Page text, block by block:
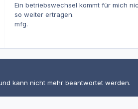
Ein betriebswechsel kommt für mich
so weiter ertragen.
mfg.
kann nicht mehr beantwortet werden.